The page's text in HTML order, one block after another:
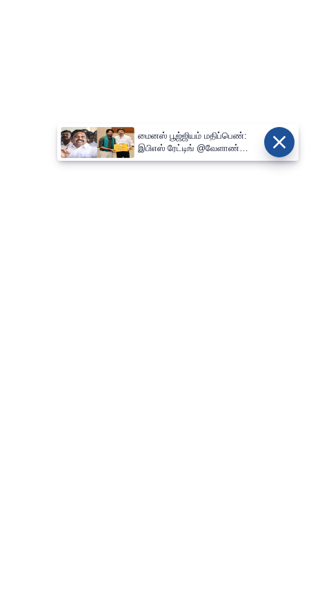
மைனஸ் பூஜ்ஜியம் மதிப்பெண்:
இபிஎஸ் ரேட்டிங் @வேளாண்
பட்ஜெட்